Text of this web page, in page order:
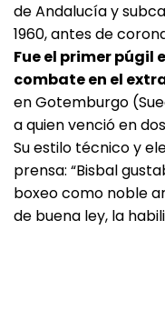
de Andalucía y
1960, antes de
Fue el primer púgil
combate en el
en Gotemburgo
a quien venció en
Su estilo técnico y
prensa: “Bisbal
boxeo como noble
de buena ley, la